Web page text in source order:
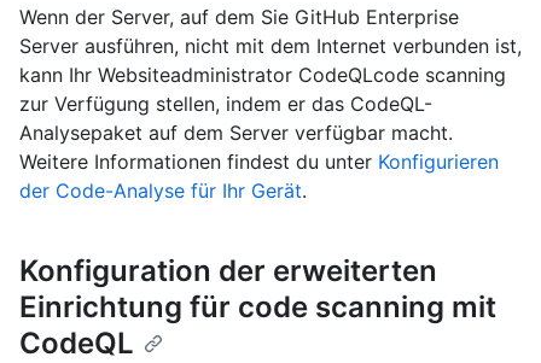
Wenn der Server, auf dem Sie GitHub Enterprise
Server ausführen, nicht mit dem Internet verbunden ist,
kann Ihr Websiteadministrator CodeQLcode scanning
zur Verfügung stellen, indem er das CodeQL-
Analysepaket auf dem Server verfügbar macht.
Weitere Informationen findest du unter Konfigurieren
der Code-Analyse für Ihr Gerät.
Konfiguration der erweiterten
Einrichtung für code scanning mit
CodeQL